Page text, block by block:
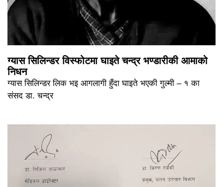
ग्यास सिलिन्डर विस्फोटमा घाइते चन्द्र भण्डारीकी आमाको
निधन
ग्यास सिलिन्डर लिक भइ आगलागी हुँदा घाइते भएकी गुल्मी – १ का
संसद डा. चन्द्र